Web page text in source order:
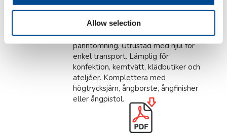
Allow selection
från 2,5kW upp till 6kW. Alla
funktioner är elektroniskt styrda.
Levereras med en 20 liters
vattentank och en servicetank för
panntömning. Utrustad med hjul för
enkel transport. Lämplig för
konfektion, kemtvätt, klädbutiker och
ateljéer. Komplettera med
högtrycksjärn, ångborste, ångfinisher
eller ångpistol.